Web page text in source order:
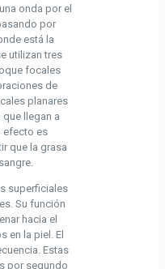
onda por el
por
está la
utilizan tres
focales
de
planares
llegan a
efecto es
que la grasa
superficiales
Su función
hacia el
en la piel. El
Estas
por segundo